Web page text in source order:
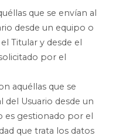
que se envían al
desde un equipo o
Titular y desde el
por el
aquéllas que se
Usuario desde un
es gestionado por el
que trata los datos